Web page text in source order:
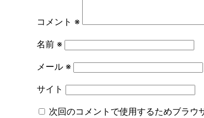
コメント ※
名前 ※
メール ※
サイト
次回のコメントで使用するためブラウ